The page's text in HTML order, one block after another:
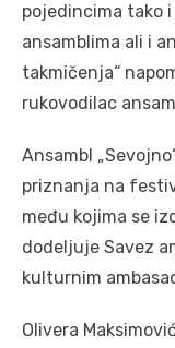
pojedincima tako
ansamblima ali i
takmičenja“
rukovodilac
Ansambl
priznanja na
među kojima se
dodeljuje Savez
kulturnim
Olivera